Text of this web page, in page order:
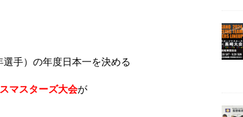
手）の年度日本一を決める
マスターズ大会が